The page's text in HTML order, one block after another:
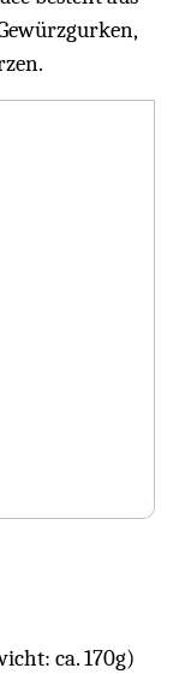
ca. 170g)